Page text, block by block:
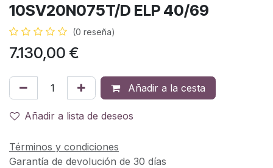
10SV20N075T/D ELP 40/69
(0 reseña)
7.130,00 €
Añadir a la cesta
Añadir a lista de deseos
Términos y condiciones
Garantía de devolución de 30 días